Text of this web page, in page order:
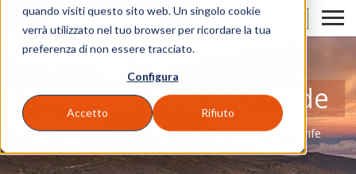
quando visiti questo sito web. Un singolo cookie
verrà utilizzato nel tuo browser per ricordare la tua
preferenza di non essere tracciato.
Configura
Accetto Rifiuto
El blog di Volcano Teide
Un blog dove scoprire tutto ciò che puoi fare a Tenerife